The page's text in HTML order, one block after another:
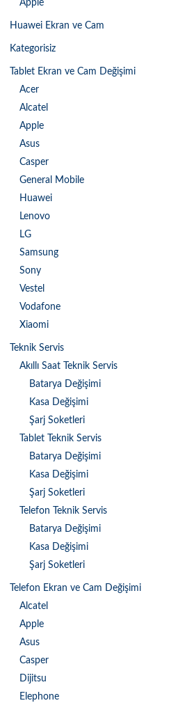
Apple
Huawei Ekran ve Cam
Kategorisiz
Tablet Ekran ve Cam Değişimi
Acer
Alcatel
Apple
Asus
Casper
General Mobile
Huawei
Lenovo
LG
Samsung
Sony
Vestel
Vodafone
Xiaomi
Teknik Servis
Akıllı Saat Teknik Servis
Batarya Değişimi
Kasa Değişimi
Şarj Soketleri
Tablet Teknik Servis
Batarya Değişimi
Kasa Değişimi
Şarj Soketleri
Telefon Teknik Servis
Batarya Değişimi
Kasa Değişimi
Şarj Soketleri
Telefon Ekran ve Cam Değişimi
Alcatel
Apple
Asus
Casper
Dijitsu
Elephone